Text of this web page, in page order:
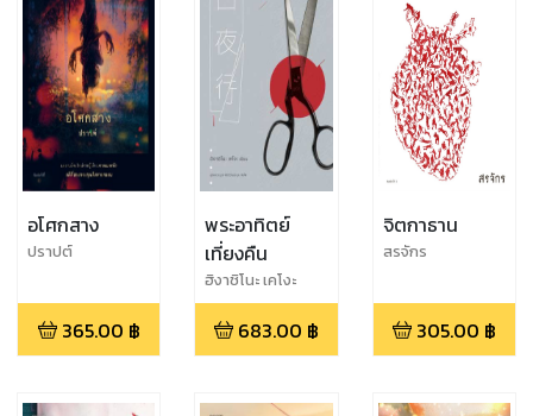
อโศกสาง
ปราปต์
365.00 ฿
พระอาทิตย์
เที่ยงคืน
ฮิงาชิโนะ เคโงะ
683.00 ฿
จิตกาธาน
สรจักร
305.00 ฿